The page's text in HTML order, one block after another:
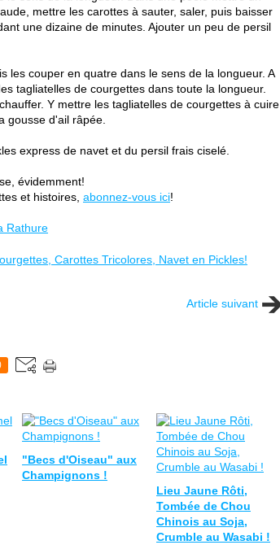
mettre les carottes à sauter, saler, puis baisser
une dizaine de minutes. Ajouter un peu de persil
les couper en quatre dans le sens de la longueur. A
tagliatelles de courgettes dans toute la longueur.
Y mettre les tagliatelles de courgettes à cuire
gousse d'ail râpée.
express de navet et du persil frais ciselé.
évidemment!
et histoires, abonnez-vous ici!
Rathure
Article suivant
"Becs d'Oiseau" aux
Champignons !
Lieu Jaune Rôti,
Tombée de Chou
Chinois au Soja,
Crumble au Wasabi !